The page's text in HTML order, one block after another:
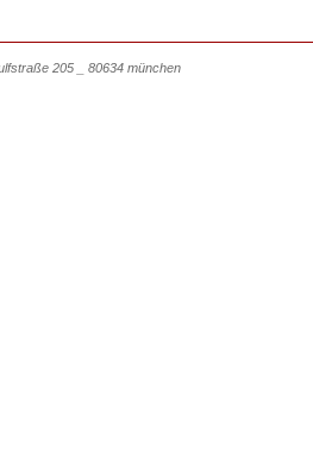
205 _ 80634 münchen